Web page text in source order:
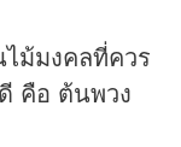
ม้มงคลที่ควร
คือ ต้นพวง